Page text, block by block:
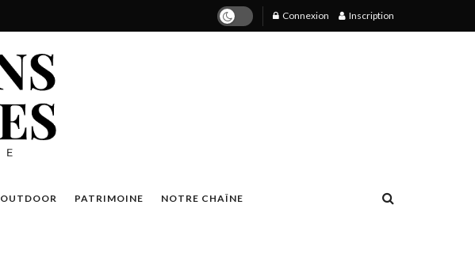
Connexion Inscription
OUTDOOR PATRIMOINE NOTRE CHAÎNE